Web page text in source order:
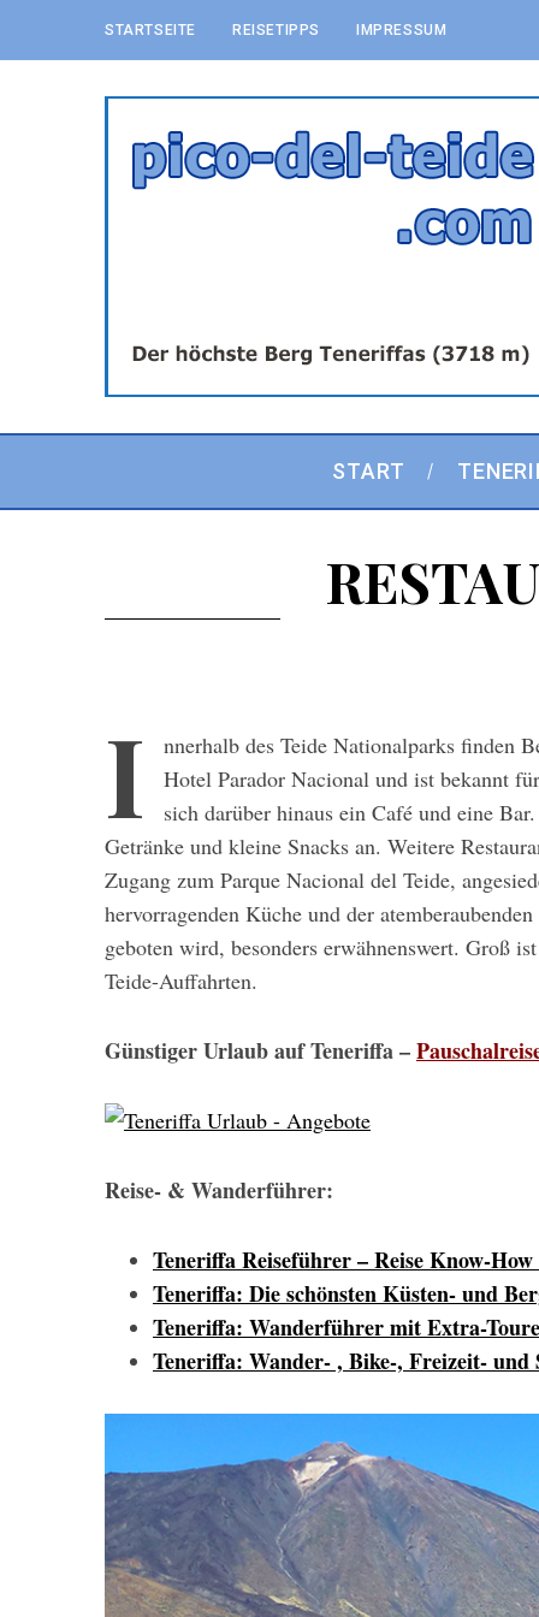
STARTSEITE REISETIPPS IMPRESSUM
START
I
nnerhalb des Teide Nationalparks finden
Hotel Parador Nacional und ist bekannt
sich darüber hinaus ein Café und eine
Getränke und kleine Snacks an. Weitere
Zugang zum Parque Nacional del Teide,
hervorragenden Küche und der
geboten wird, besonders erwähnenswert. Groß
Teide-Auffahrten.
Günstiger Urlaub auf Teneriffa –
Reise- & Wanderführer:
Teneriffa Reiseführer – Reise Know-
Teneriffa: Die schönsten Küsten- und
Teneriffa: Wanderführer mit Extra-
Teneriffa: Wander- , Bike-, Freizeit-